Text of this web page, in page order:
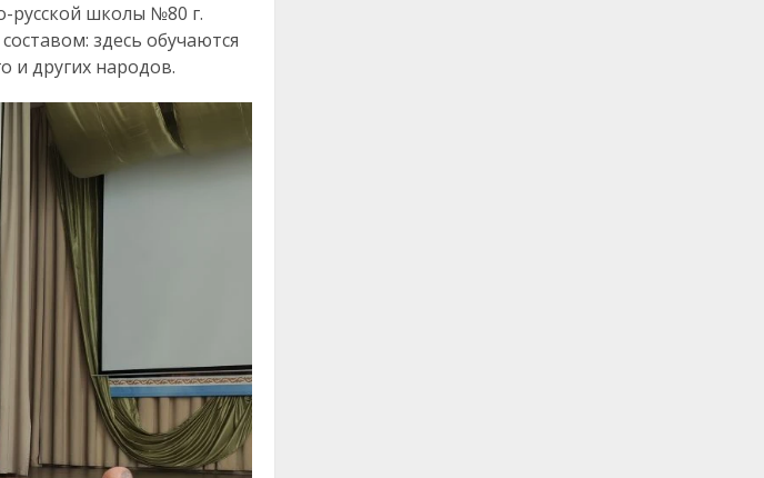
русской школы №80 г.
здесь обучаются
и других народов.